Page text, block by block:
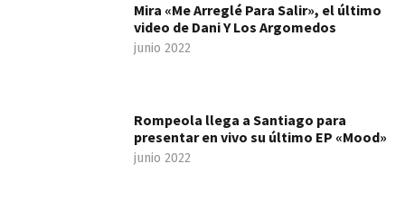
Mira «Me Arreglé Para Salir», el último
video de Dani Y Los Argomedos
junio 2022
Rompeola llega a Santiago para
presentar en vivo su último EP «Mood»
junio 2022